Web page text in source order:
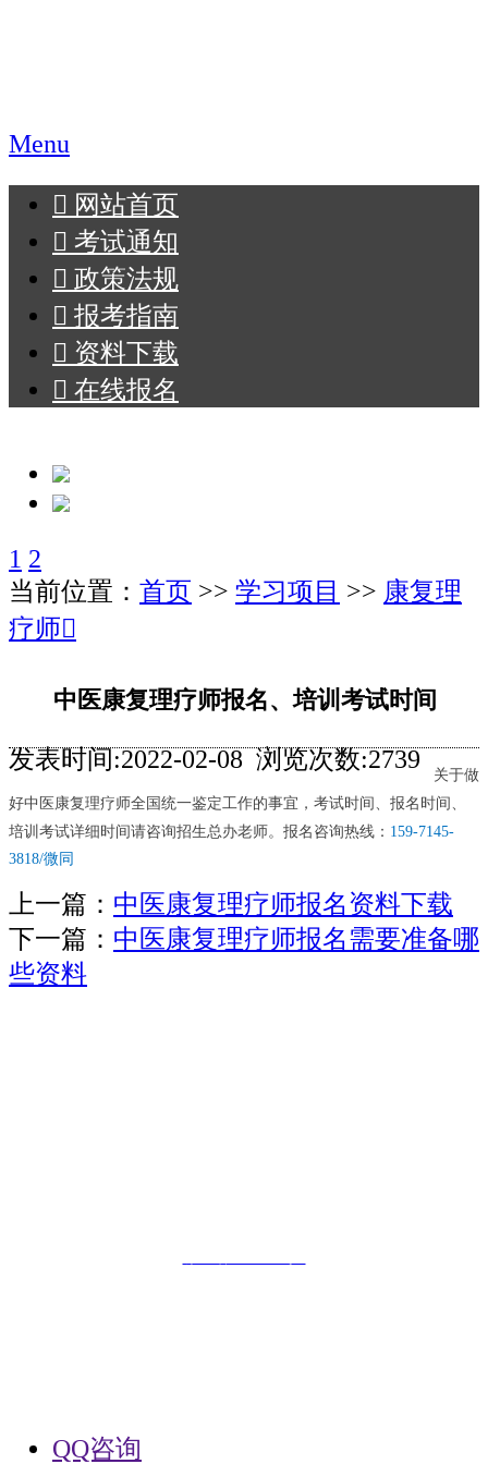
Menu
󰄫 网站首页
󰄫 考试通知
󰄫 政策法规
󰄫 报考指南
󰄫 资料下载
󰄫 在线报名
1 2
当前位置： 首页 >> 学习项目 >> 康复理
疗师󰊒
中医康复理疗师报名、培训考试时间
发表时间:2022-02-08 浏览次数:2739
关于做
好中医康复理疗师全国统一鉴定工作的事宜，考试时间、报名时间、
培训考试详细时间请咨询招生总办老师。报名咨询热线： 159-7145-
3818/微同
上一篇： 中医康复理疗师报名资料下载
下一篇： 中医康复理疗师报名需要准备哪
些资料
QQ咨询